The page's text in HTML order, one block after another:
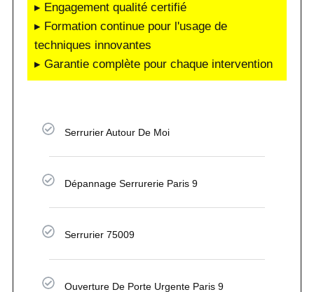
▸ Engagement qualité certifié
▸ Formation continue pour l'usage de
techniques innovantes
▸ Garantie complète pour chaque intervention
Serrurier Autour De Moi
Dépannage Serrurerie Paris 9
Serrurier 75009
Ouverture De Porte Urgente Paris 9